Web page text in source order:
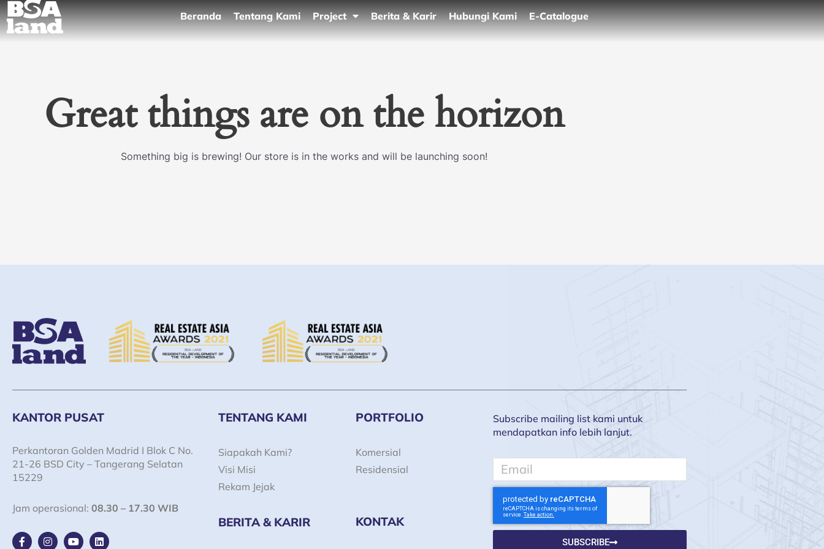
Skip
to
content
Beranda Tentang Kami Project Berita & Karir Hubungi Kami E-Catalogue
Great things are on the horizon
Something big is brewing! Our store is in the works and will be launching soon!
KANTOR PUSAT
Perkantoran Golden Madrid I Blok C No.
21-26 BSD City – Tangerang Selatan
15229
Jam operasional: 08.30 – 17.30 WIB
F
a
I
n
Y
o
L
i
TENTANG KAMI
Siapakah Kami?
Visi Misi
Rekam Jejak
BERITA & KARIR
PORTFOLIO
Komersial
Residensial
KONTAK
Subscribe mailing list kami untuk
mendapatkan info lebih lanjut.
Email
SUBSCRIBE